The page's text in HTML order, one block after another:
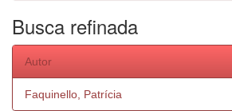
Busca refinada
Autor
Faquinello, Patrícia